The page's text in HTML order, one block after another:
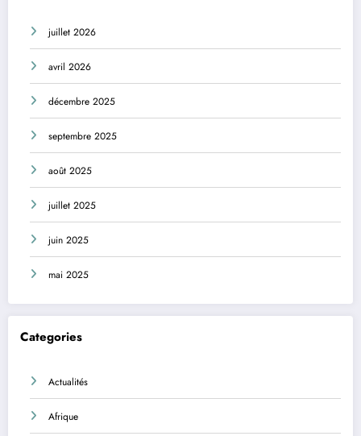
juillet 2026
avril 2026
décembre 2025
septembre 2025
août 2025
juillet 2025
juin 2025
mai 2025
Categories
Actualités
Afrique